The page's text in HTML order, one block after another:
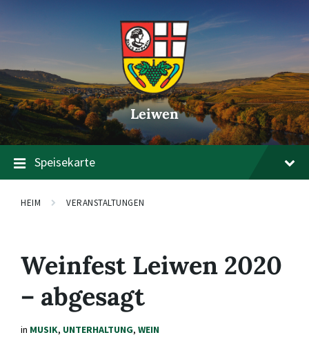
springen
springen
springen
Leiwen
Speisekarte
HEIM VERANSTALTUNGEN
Weinfest Leiwen 2020
– abgesagt
in MUSIK, UNTERHALTUNG, WEIN